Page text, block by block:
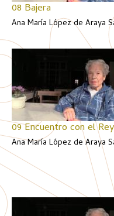
08 Bajera
Ana María López de Araya
09 Encuentro con el Rey
Ana María López de Araya